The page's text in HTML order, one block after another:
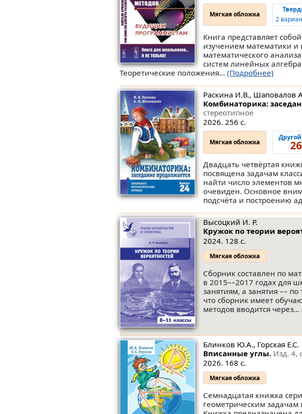
Мягкая обложка
2
Книга представляет
изучением математики
математического
систем линейных
Теоретические положения... (Подробнее)
Раскина И.В., Шаповалов
Комбинаторика:
стереотипное
2026. 256 с.
Мягкая обложка
Двадцать четвёртая
посвящена задачам
найти число элементов
очевиден. Основное
подсчёта и построению
Высоцкий И. Р.
Кружок по теории
2024. 128 с.
Мягкая обложка
Сборник составлен по
в 2015––2017 годах для
занятиям, а занятия ––
что сборник имеет
методов вводится через...
Блинков Ю.А., Горская Е.С.
Вписанные углы. Изд. 4,
2026. 168 с.
Мягкая обложка
Семнадцатая книжка
геометрическим